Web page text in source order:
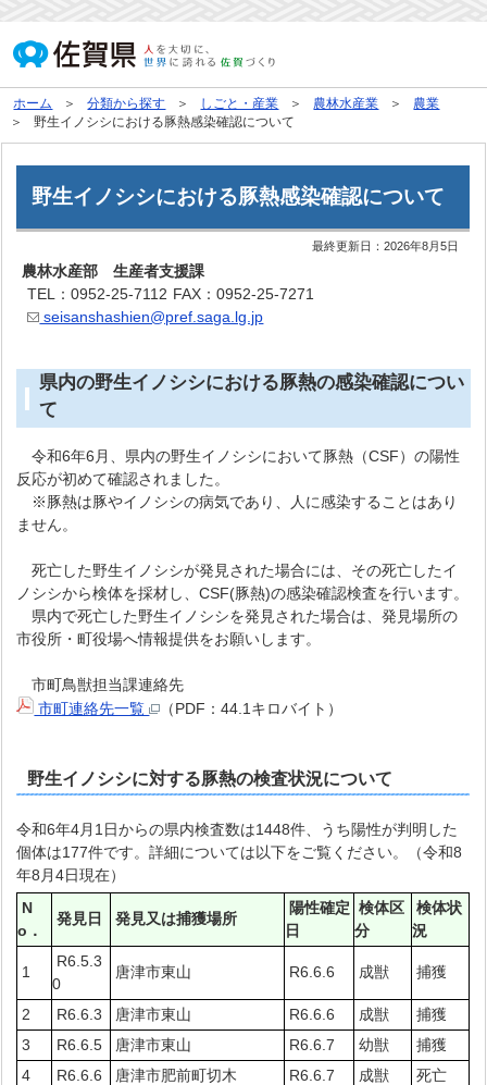
ホーム 分類から探す しごと・産業 農林水産業
農業
野生イノシシにおける豚熱感染確認について
野生イノシシにおける豚熱感染確認について
最終更新日：2026年8月5日
農林水産部 生産者支援課
TEL：0952-25-7112 FAX：0952-25-7271
seisanshashien@pref.saga.lg.jp
県内の野生イノシシにおける豚熱の感染確認につい
て
令和6年6月、県内の野生イノシシにおいて豚熱（CSF）の陽性
反応が初めて確認されました。
※豚熱は豚やイノシシの病気であり、人に感染することはあり
ません。
死亡した野生イノシシが発見された場合には、その死亡したイ
ノシシから検体を採材し、CSF(豚熱)の感染確認検査を行います。
県内で死亡した野生イノシシを発見された場合は、発見場所の
市役所・町役場へ情報提供をお願いします。
市町鳥獣担当課連絡先
市町連絡先一覧
（PDF：44.1キロバイト）
野生イノシシに対する豚熱の検査状況について
令和6年4月1日からの県内検査数は1448件、うち陽性が判明した
個体は177件です。詳細については以下をご覧ください。（令和8
年8月4日現在）
N
o．
発見日 発見又は捕獲場所
陽性確定
日
検体区
分
検体状
況
1
R6.5.3
0
唐津市東山 R6.6.6 成獣 捕獲
2 R6.6.3 唐津市東山 R6.6.6 成獣
捕獲
3
R6.6.5 唐津市東山 R6.6.7 幼獣
捕獲
4
R6.6.6 唐津市肥前町切木 R6.6.7 成獣 死亡